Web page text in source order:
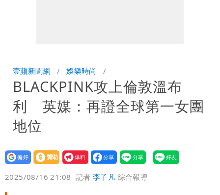
壹蘋新聞網 娛樂時尚
BLACKPINK攻上倫敦溫布
利 英媒：再證全球第一女團
地位
設為
贊助
我要
爆料
2025/08/16 21:08 記者李子凡 綜合報導